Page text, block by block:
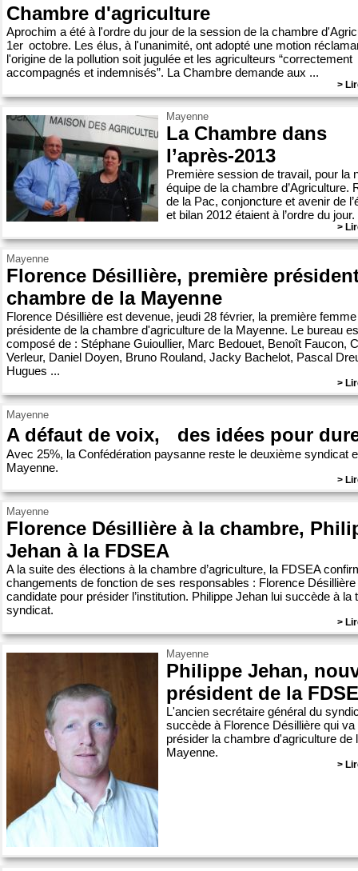
Chambre d'agriculture
Aprochim a été à l'ordre du jour de la session de la chambre
1er octobre. Les élus, à l'unanimité, ont adopté une motion
l'origine de la pollution soit jugulée et les agriculteurs “correctement
accompagnés et indemnisés”. La Chambre demande aux ...
>
Mayenne
La Chambre dans
l’après-2013
Première session de travail, pour la
équipe de la chambre d’Agriculture.
de la Pac, conjoncture et avenir de
et bilan 2012 étaient à l’ordre du jour.
>
Mayenne
Florence Désillière, première
chambre de la Mayenne
Florence Désillière est devenue, jeudi 28 février, la première femme
présidente de la chambre d'agriculture de la Mayenne. Le bureau
composé de : Stéphane Guioullier, Marc Bedouet, Benoît Faucon,
Verleur, Daniel Doyen, Bruno Rouland, Jacky Bachelot, Pascal
Hugues ...
>
Mayenne
A défaut de voix, des idées pour
Avec 25%, la Confédération­ paysanne reste le deuxième­ syndicat
Mayenne.
>
Mayenne
Florence Désillière à la chambre,
Jehan à la FDSEA
A la suite des élections à la chambre d’agriculture, la FDSEA
changements de fonction de ses responsables : Florence
candidate pour présider l’institution. Philippe Jehan lui succède à la
syndicat.
>
Mayenne
Philippe Jehan,
président de la
L'ancien secrétaire général du
succède à Florence Désillière qui va
présider la chambre d'agriculture de
Mayenne.
>